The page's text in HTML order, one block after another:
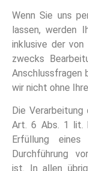
Wenn Sie uns
lassen, werden
inklusive der
zwecks
Anschlussfragen
wir nicht ohne
Die
Art. 6 Abs. 1 lit.
Erfüllung
Durchführung
ist. In allen